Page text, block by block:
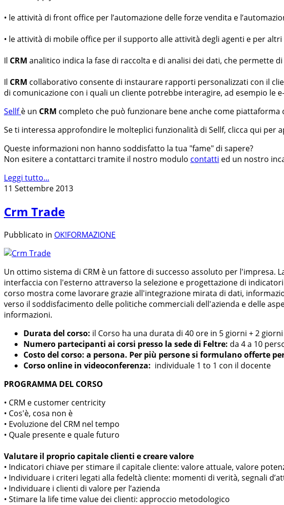
• le attività di front office per l’automazione delle forze vendita e
• le attività di mobile office per il supporto alle attività degli agenti e per
Il CRM analitico indica la fase di raccolta e di analisi dei dati, che permette
Il CRM collaborativo consente di instaurare rapporti personalizzati con il
di comunicazione con i quali un cliente potrebbe interagire, ad esempio le
Sellfè un CRM completo che può funzionare bene anche come piattaforma
Se ti interessa approfondire le molteplici funzionalità di Sellf, clicca qui per
Queste informazioni non hanno soddisfatto la tua "fame" di sapere?
Non esitere a contattarci tramite il nostro modulo contatti ed un nostro
Leggi tutto...
11 Settembre 2013
Crm Trade
Pubblicato in OK!FORMAZIONE
Un ottimo sistema di CRM è un fattore di successo assoluto per
interfaccia con l'esterno attraverso la selezione e progettazione di
corso mostra come lavorare grazie all'integrazione mirata di dati,
verso il soddisfacimento delle politiche commerciali dell'azienda e delle
informazioni.
Durata del corso: il Corso ha una durata di 40 ore in 5 giorni + 2
Numero partecipanti ai corsi presso la sede di Feltre: da 4 a 10
Costo del corso: a persona. Per più persone si formulano offerte
Corso online in videoconferenza: individuale 1 to 1 con il docente
PROGRAMMA DEL CORSO
• CRM e customer centricity
• Cos'è, cosa non è
• Evoluzione del CRM nel tempo
• Quale presente e quale futuro
Valutare il proprio capitale clienti e creare valore
• Indicatori chiave per stimare il capitale cliente: valore attuale, valore
• Individuare i criteri legati alla fedeltà cliente: momenti di verità, segnali
• Individuare i clienti di valore per l’azienda
• Stimare la life time value dei clienti: approccio metodologico